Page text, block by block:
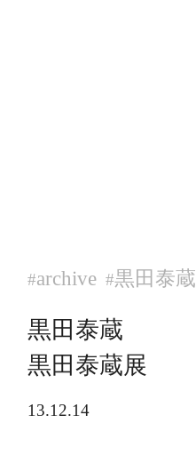
#archive #黒田泰蔵
黒田泰蔵
黒田泰蔵展
13.12.14